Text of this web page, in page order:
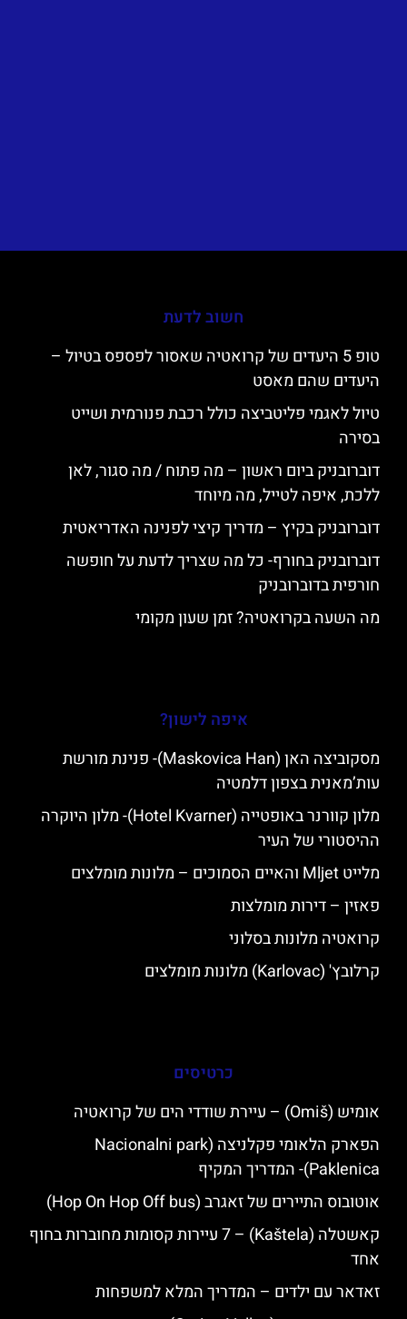
חשוב לדעת
טופ 5 היעדים של קרואטיה שאסור לפספס בטיול –
היעדים שהם מאסט
טיול לאגמי פליטביצה כולל רכבת פנורמית ושייט
בסירה
דוברובניק ביום ראשון – מה פתוח / מה סגור, לאן
ללכת, איפה לטייל, מה מיוחד
דוברובניק בקיץ – מדריך קיצי לפנינה האדריאטית
דוברובניק בחורף- כל מה שצריך לדעת על חופשה
חורפית בדוברובניק
מה השעה בקרואטיה? זמן שעון מקומי
איפה לישון?
מסקוביצה האן (Maskovica Han)- פנינת מורשת
עות’מאנית בצפון דלמטיה
מלון קוורנר באופטייה (Hotel Kvarner)- מלון היוקרה
ההיסטורי של העיר
מלייט Mljet והאיים הסמוכים – מלונות מומלצים
פאזין – דירות מומלצות
קרואטיה מלונות בסלוני
קרלובץ' (Karlovac) מלונות מומלצים
כרטיסים
אומיש (Omiš) – עיירת שודדי הים של קרואטיה
הפארק הלאומי פקלניצה (Nacionalni park
Paklenica)- המדריך המקיף
אוטובוס התיירים של זאגרב (Hop On Hop Off bus)
קאשטלה (Kaštela) – 7 עיירות קסומות מחוברות בחוף
אחד
זאדאר עם ילדים – המדריך המלא למשפחות